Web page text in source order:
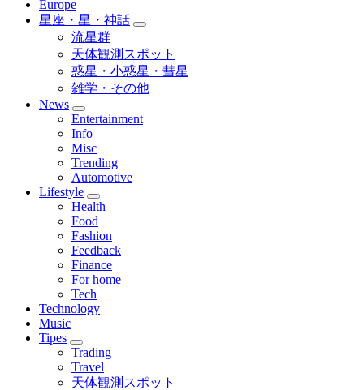
Europe
星座・星・神話
流星群
天体観測スポット
惑星・小惑星・彗星
雑学・その他
News
Entertainment
Info
Misc
Trending
Automotive
Lifestyle
Health
Food
Fashion
Feedback
Finance
For home
Tech
Technology
Music
Tipes
Trading
Travel
天体観測スポット